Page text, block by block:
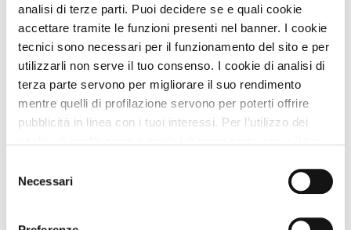
analisi di terze parti. Puoi decidere se e quali cookie
accettare tramite le funzioni presenti nel banner. I cookie
tecnici sono necessari per il funzionamento del sito e per
utilizzarli non serve il tuo consenso. I cookie di analisi di
terza parte servono per migliorare il suo rendimento
mentre quelli di profilazione servono per poterti offrire
pubblicità in linea con i tuoi interessi. Per l’utilizzo dei
senza accettare” verranno installati solo i cookie tecnici.
Cliccando il pulsante “Accetta tutto” acconsenti all’utilizzo
di tutti i cookie. Cliccando il pulsante “mostra dettagli”
delNecessari
Dove siamo
+
−
OpenStreetMapcontributors